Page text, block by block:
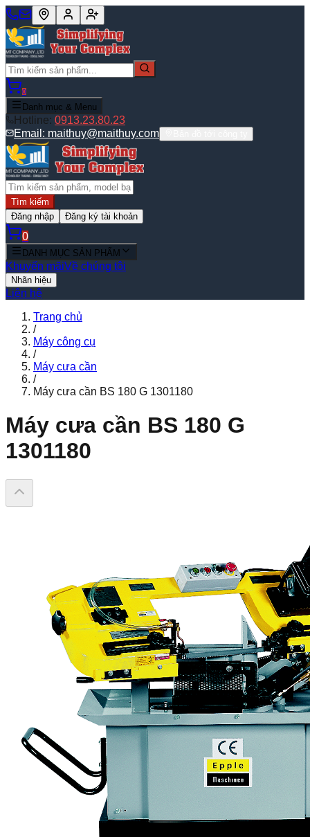
0
Danh mục & Menu
Hotline: 0913.23.80.23
Email: maithuy@maithuy.com
Tìm kiếm
Đăng nhập
Đăng ký tài khoản
0
DANH MỤC SẢN PHẨM
Khuyến mãiVề chúng tôi
Nhãn hiệu
Liên hệ
Trang chủ
/
Máy công cụ
/
Máy cưa cần
/
Máy cưa cần BS 180 G 1301180
Máy cưa cần BS 180 G
1301180